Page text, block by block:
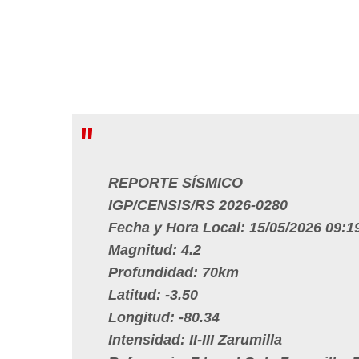
REPORTE SÍSMICO
IGP/CENSIS/RS 2026-0280
Fecha y Hora Local: 15/05/2026
Magnitud: 4.2
Profundidad: 70km
Latitud: -3.50
Longitud: -80.34
Intensidad: II-III Zarumilla